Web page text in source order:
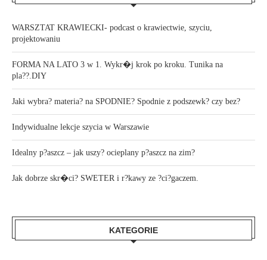
WARSZTAT KRAWIECKI- podcast o krawiectwie, szyciu,
projektowaniu
FORMA NA LATO 3 w 1. Wykr�j krok po kroku. Tunika na
pla??.DIY
Jaki wybra? materia? na SPODNIE? Spodnie z podszewk? czy bez?
Indywidualne lekcje szycia w Warszawie
Idealny p?aszcz – jak uszy? ocieplany p?aszcz na zim?
Jak dobrze skr�ci? SWETER i r?kawy ze ?ci?gaczem.
KATEGORIE